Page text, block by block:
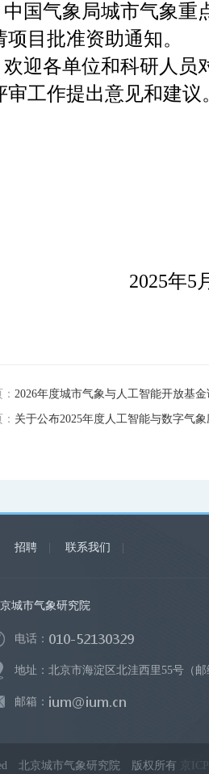
中国气象局城市气象重
项目批准资助通知。
欢迎各单位和科研人员
审工作提出意见和建议
2025年5
：2026年度城市气象与人工智能开放基
关于公布2025年度人工智能与数字气
招聘 联系我们
城市气象研究院
电话：
地址：北京市海淀区北洼西里55号（邮
邮箱：
北京城市气象研究院 版权所有 京